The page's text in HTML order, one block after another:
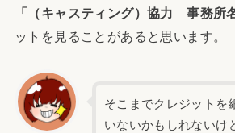
「（キャスティング）協力 事務所
ットを見ることがあると思います。
そこまでクレジットを
いないかもしれないけ